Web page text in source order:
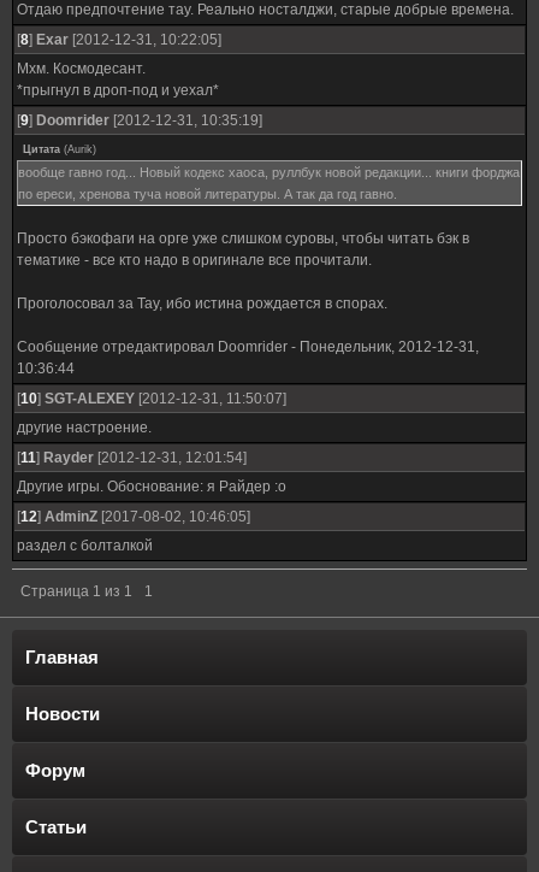
Отдаю предпочтение тау. Реально носталджи, старые добрые времена.
[8] Exar [2012-12-31, 10:22:05]
Мхм. Космодесант.
*прыгнул в дроп-под и уехал*
[9] Doomrider [2012-12-31, 10:35:19]
Цитата (Aurik)
вообще гавно год... Новый кодекс хаоса, руллбук новой редакции... книги форджа
по ереси, хренова туча новой литературы. А так да год гавно.
Просто бэкофаги на орге уже слишком суровы, чтобы читать бэк в
тематике - все кто надо в оригинале все прочитали.
Проголосовал за Тау, ибо истина рождается в спорах.
Сообщение отредактировал Doomrider - Понедельник, 2012-12-31,
10:36:44
[10] SGT-ALEXEY [2012-12-31, 11:50:07]
другие настроение.
[11] Rayder [2012-12-31, 12:01:54]
Другие игры. Обоснование: я Райдер :о
[12] AdminZ [2017-08-02, 10:46:05]
раздел с болталкой
Страница 1 из 1 1
Главная
Новости
Форум
Статьи